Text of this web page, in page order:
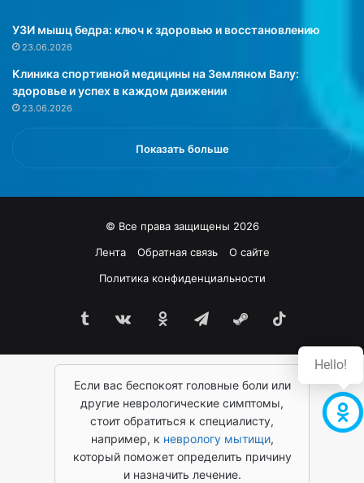
УЗИ мышц бедра: ключ к здоровью и восстановлению
23.06.2026
Клиника спортивной медицины на Земляном Валу:
здоровье и успех в каждом движении
23.06.2026
Показать больше
© Все права защищены 2026
Лента
Обратная связь
О сайте
Политика конфиденциальности
Tumblr vk.comОдноклассники
TelegramSteam
Если вас беспокоят головные боли или
другие неврологические симптомы,
стоит обратиться к специалисту,
например, к неврологу мытищи,
который поможет определить причину
и назначить лечение.
Hello!